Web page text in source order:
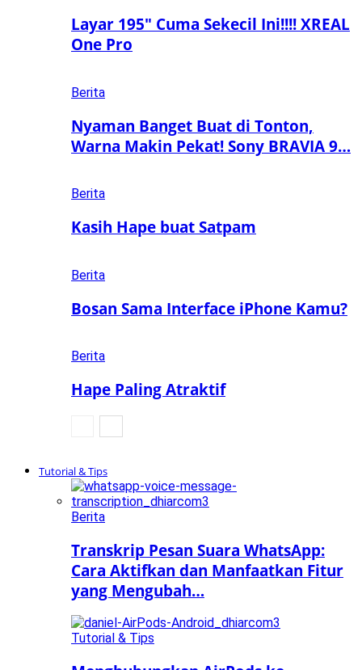
Layar 195″ Cuma Sekecil Ini!!!! XREAL
One Pro
Berita
Nyaman Banget Buat di Tonton,
Warna Makin Pekat! Sony BRAVIA 9…
Berita
Kasih Hape buat Satpam
Berita
Bosan Sama Interface iPhone Kamu?
Berita
Hape Paling Atraktif
Tutorial & Tips
Berita
Transkrip Pesan Suara WhatsApp:
Cara Aktifkan dan Manfaatkan Fitur
yang Mengubah…
Tutorial & Tips